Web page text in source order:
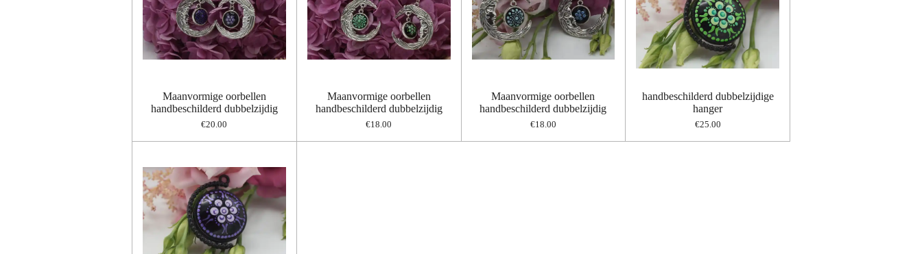
Maanvormige oorbellen
handbeschilderd dubbelzijdig
€20.00
Maanvormige oorbellen
handbeschilderd dubbelzijdig
€18.00
Maanvormige oorbellen
handbeschilderd dubbelzijdig
€18.00
handbeschilderd dubbelzijdige
hanger
€25.00